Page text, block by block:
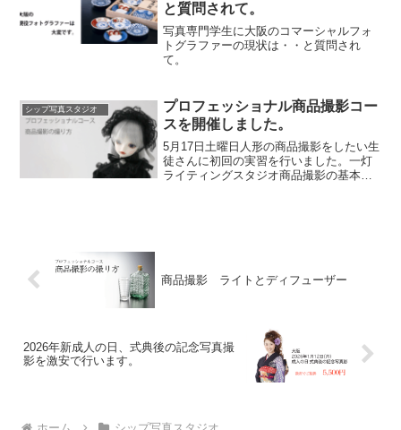
と質問されて。
写真専門学生に大阪のコマーシャルフォ
トグラファーの現状は・・と質問され
て。
シップ写真スタジオ
プロフェッショナル商品撮影コー
スを開催しました。
5月17日土曜日人形の商品撮影をしたい生
徒さんに初回の実習を行いました。一灯
ライティングスタジオ商品撮影の基本と
商品撮影 ライトとディフューザー
2026年新成人の日、式典後の記念写真撮
影を激安で行います。